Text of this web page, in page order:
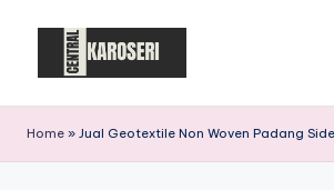
e
n
Home » Jual Geotextile Non Woven Padang